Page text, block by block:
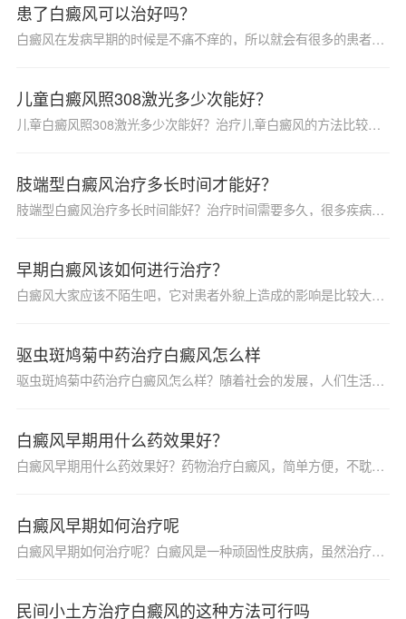
患了白癜风可以治好吗？
白癜风在发病早期的时候是不痛不痒的，所以就会有很多的患者不会重视，也不会采取治疗的方法，特别是老年人，所以有些患者就是拖着不采取治疗，也有不少的患者一拖就是拖了好几年，会给身体生活带来极大的影响。那么，患了白癜风可以治好吗？
儿童白癜风照308激光多少次能好？
儿童白癜风照308激光多少次能好？治疗儿童白癜风的方法比较有限，在有限的几个治疗方法中，308激光就属于其中一种比较常用的方法。很多家长都希望孩子尽快恢复正常的肤色，所以对于308激光的治疗速度是比较关心的。那么，儿童白癜风照308激光多少次能好呢？
肢端型白癜风治疗多长时间才能好？
肢端型白癜风治疗多长时间能好？治疗时间需要多久，很多疾病患者都想知道，白癜风是常见多发的皮肤疾病，影响美观，影响心理，危害大，及时治好是很重要的，所以，白癜风患者很多都想了解白癜风治疗所需的时间，那么，肢端型白癜风治疗多长时间能好？
早期白癜风该如何进行治疗？
白癜风大家应该不陌生吧，它对患者外貌上造成的影响是比较大的，因此也被称之为损美性皮肤病。另外白癜风还具有顽固、易复发的特点，使患者朋友们不胜其扰。其实如果在白癜风早期就能够正确的进行治疗，还是能够很好的控制住这种疾病的。那么，早期白癜风该如何进行治疗呢？接下来小编就给大家详细的来做个介绍。
驱虫斑鸠菊中药治疗白癜风怎么样
驱虫斑鸠菊中药治疗白癜风怎么样？随着社会的发展，人们生活压力的增加，白癜风这种皮肤病疾病趁虚而入，危害着患者的身心健康。大家在日常如果发现该疾病的症状时，还需尽早就医治疗。目前治疗白癜风的中药有很多，其中驱虫斑鸠菊中药治疗白癜风效果明显，受到很多患者的青睐。为了便于大家了解，下面就为大家做下详细的介绍。
白癜风早期用什么药效果好？
白癜风早期用什么药效果好？药物治疗白癜风，简单方便，不耽误患者的正常学习、工作和生活。所以大多数的白癜风患者都愿意选择这样的方法来治疗白癜风。可是，并不是所有的药物都可以治好患者的白癜风的，在选择药物的问题上患者一定要做到慎重。那么，白癜风早期用什么药效果好呢？
白癜风早期如何治疗呢
白癜风早期如何治疗呢？白癜风是一种顽固性皮肤病，虽然治疗过程比较长，但如果早发现早治疗，治愈的很容易的，因为早期的白斑比较少面积小，颜色也比较浅，所以治疗起来是比较容易的，那白癜风早期如何治疗呢？
民间小土方治疗白癜风的这种方法可行吗